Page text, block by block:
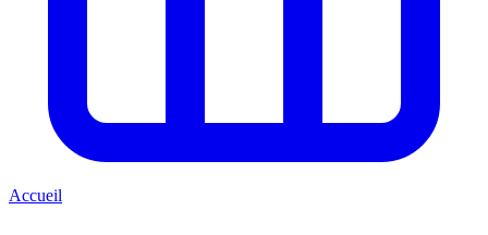
Accueil